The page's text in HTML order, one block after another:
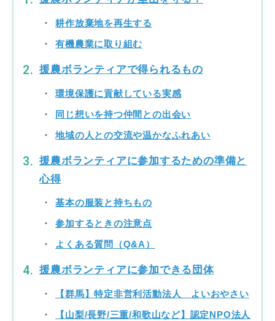
耕作放棄地を再生する
有機農業に取り組む
援農ボランティアで得られるもの
環境保護に貢献している実感
同じ想いを持つ仲間との出会い
地域の人との交流や温かなふれあい
援農ボランティアに参加するための準備と
心得
基本の服装と持ちもの
参加するときの注意点
よくある質問（Q&A）
援農ボランティアに参加できる団体
【群馬】特定非営利活動法人 よいおやさい
【山梨/長野/三重/和歌山など】認定NPO法人